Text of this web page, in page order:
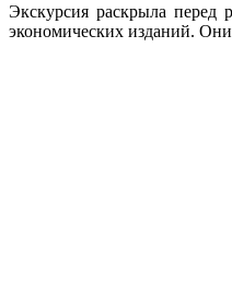
Экскурсия раскрыла перед
экономических изданий.